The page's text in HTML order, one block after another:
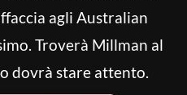
agli Australian
Troverà Millman al
dovrà stare attento.